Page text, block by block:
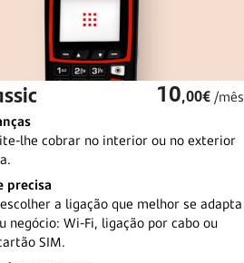
10,00€ /mês
lhe cobrar no interior ou no exterior
precisa
a ligação que melhor se adapta
negócio: Wi-Fi, ligação por cabo ou
SIM.